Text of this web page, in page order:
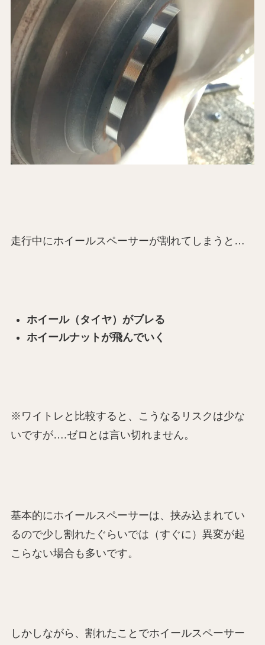
走行中にホイールスペーサーが割れてしまうと…
ホイール（タイヤ）がブレる
ホイールナットが飛んでいく
※ワイトレと比較すると、こうなるリスクは少な
いですが….ゼロとは言い切れません。
基本的にホイールスペーサーは、挟み込まれてい
るので少し割れたぐらいでは（すぐに）異変が起
こらない場合も多いです。
しかしながら、割れたことでホイールスペーサー